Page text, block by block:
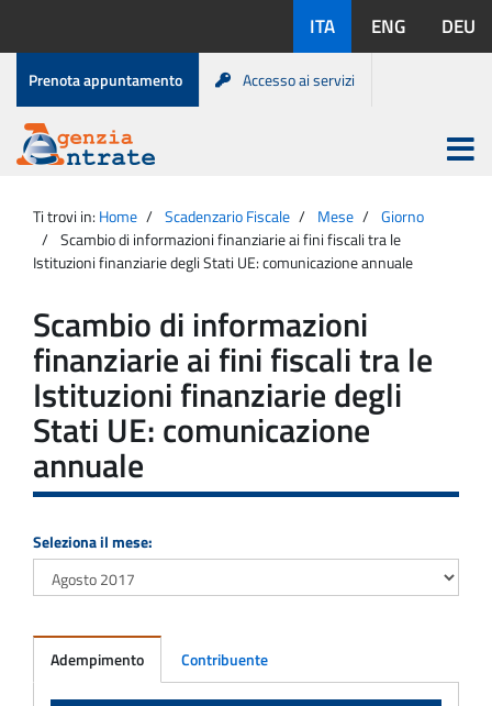
contenuto
disponibili:
ITA ENG DEU
Menu
di
servizio
Prenota appuntamento Accesso ai servizi
Agenzia
Entrate
Apri
menu
principale
Ti trovi in: Home Scadenzario Fiscale Mese
Giorno
Scambio di informazioni finanziarie ai fini fiscali tra le
Istituzioni finanziarie degli Stati UE: comunicazione annuale
Scambio di informazioni
finanziarie ai fini fiscali tra le
Istituzioni finanziarie degli
Stati UE: comunicazione
annuale
Seleziona il mese:
Adempimento Contribuente